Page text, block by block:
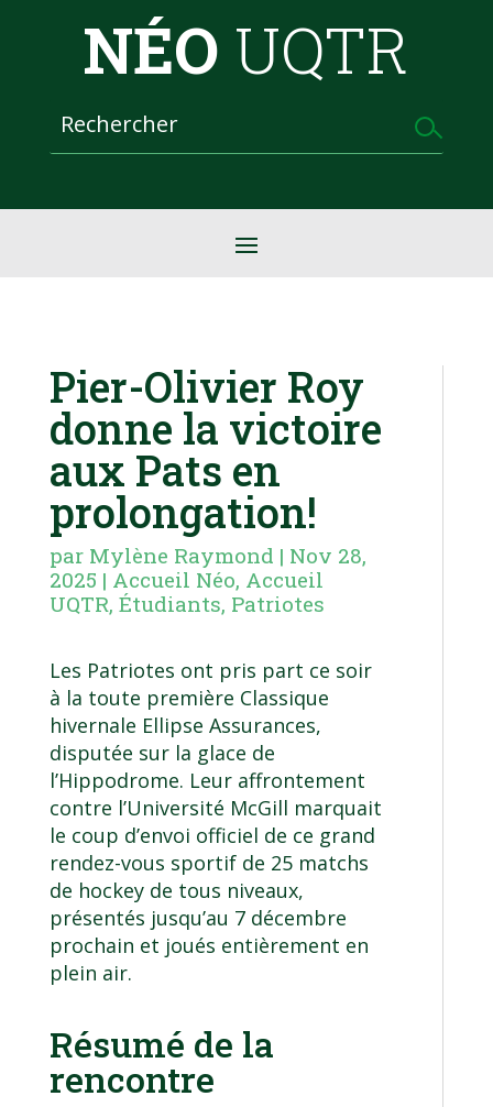
NÉO UQTR
Pier-Olivier Roy
donne la victoire
aux Pats en
prolongation!
par Mylène Raymond | Nov 28,
2025 | Accueil Néo, Accueil
UQTR, Étudiants, Patriotes
Les Patriotes ont pris part ce soir
à la toute première Classique
hivernale Ellipse Assurances,
disputée sur la glace de
l’Hippodrome. Leur affrontement
contre l’Université McGill marquait
le coup d’envoi officiel de ce grand
rendez-vous sportif de 25 matchs
de hockey de tous niveaux,
présentés jusqu’au 7 décembre
prochain et joués entièrement en
plein air.
Résumé de la
rencontre